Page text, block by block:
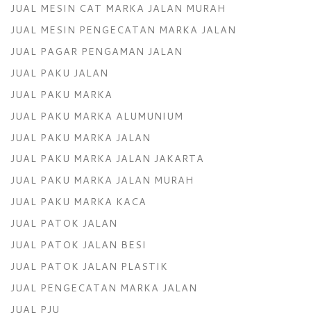
JUAL MESIN CAT MARKA JALAN MURAH
JUAL MESIN PENGECATAN MARKA JALAN
JUAL PAGAR PENGAMAN JALAN
JUAL PAKU JALAN
JUAL PAKU MARKA
JUAL PAKU MARKA ALUMUNIUM
JUAL PAKU MARKA JALAN
JUAL PAKU MARKA JALAN JAKARTA
JUAL PAKU MARKA JALAN MURAH
JUAL PAKU MARKA KACA
JUAL PATOK JALAN
JUAL PATOK JALAN BESI
JUAL PATOK JALAN PLASTIK
JUAL PENGECATAN MARKA JALAN
JUAL PJU